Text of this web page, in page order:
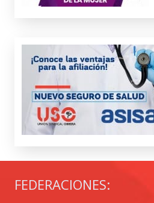
FEDERACIONES: